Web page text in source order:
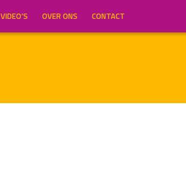
VIDEO’S OVER ONS CONTACT